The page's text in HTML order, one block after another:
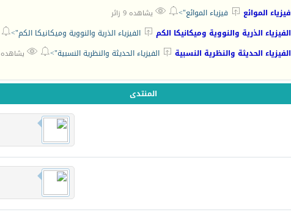
فيزياء الموائع  فيزياء الموائع">
 يشاهده 9 زائر
الفيزياء الذرية والنووية وميكانيكا الكم  الفيزياء الذرية والنووية وميكانيكا الكم">
الفيزياء الحديثة والنظرية النسبية  الفيزياء الحديثة والنظرية النسبية">
 يشاهده 3 زائر
المنتدى